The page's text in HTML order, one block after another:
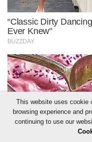
This website uses cookie
browsing experience and
continuing to use our